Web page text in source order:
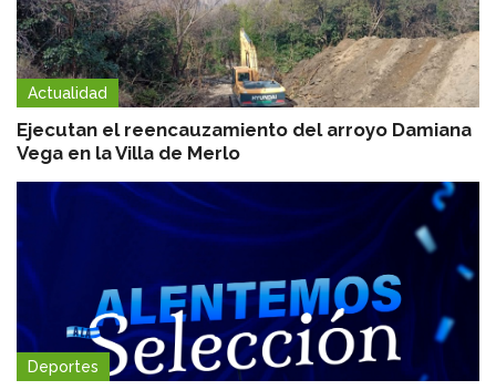
Actualidad
Ejecutan el reencauzamiento del arroyo Damiana
Vega en la Villa de Merlo
Deportes